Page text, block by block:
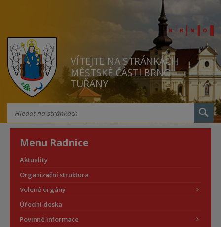
VÍTEJTE NA STRÁNKÁCH
MĚSTSKÉ ČÁSTI BRNO
TUŘANY
Menu Radnice
Aktuality
Organizační struktura
Volené orgány
Úřední deska
Povinné informace